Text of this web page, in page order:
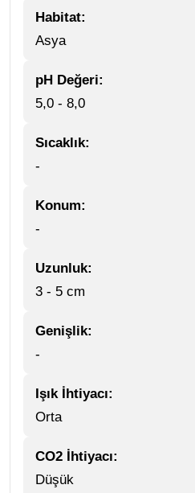
Habitat:
Asya
pH Değeri:
5,0 - 8,0
Sıcaklık:
-
Konum:
-
Uzunluk:
3 - 5 cm
Genişlik:
-
Işık İhtiyacı:
Orta
CO2 İhtiyacı:
Düşük